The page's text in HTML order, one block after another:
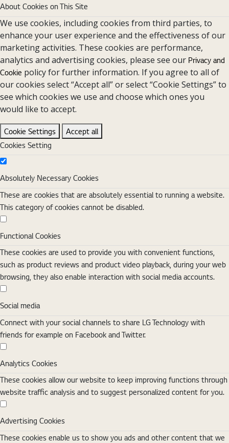
About Cookies on This Site
We use cookies, including cookies from third parties, to
enhance your user experience and the effectiveness of our
marketing activities. These cookies are performance,
analytics and advertising cookies, please see our Privacy and
Cookie policy for further information. If you agree to all of
our cookies select “Accept all” or select “Cookie Settings” to
see which cookies we use and choose which ones you
would like to accept.
Cookie Settings
Accept all
Cookies Setting
Absolutely Necessary Cookies
Absolutely Necessary Cookies
These are cookies that are absolutely essential to running a website.
This category of cookies cannot be disabled.
Functional Cookies
Functional Cookies
These cookies are used to provide you with convenient functions,
such as product reviews and product video playback, during your web
browsing, they also enable interaction with social media accounts.
Social media
Social media
Connect with your social channels to share LG Technology with
friends for example on Facebook and Twitter.
Analytics Cookies
Analytics Cookies
These cookies allow our website to keep improving functions through
website traffic analysis and to suggest personalized content for you.
Advertising Cookies
Advertising Cookies
These cookies enable us to show you ads and other content that we